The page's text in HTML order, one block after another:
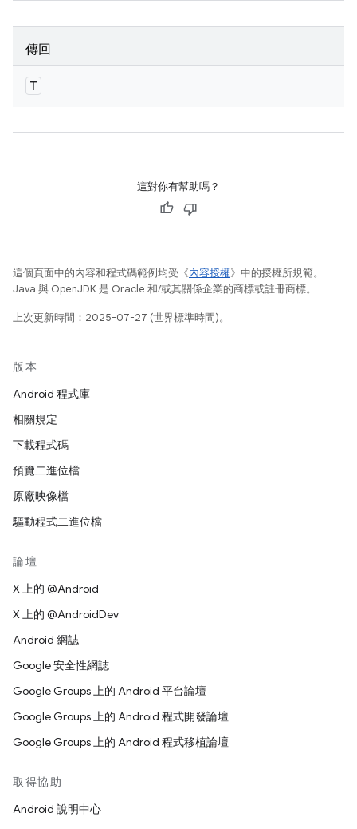
傳回
T
這對你有幫助嗎？
這個頁面中的內容和程式碼範例均受《內容授權》中的授權所規範。
Java 與 OpenJDK 是 Oracle 和/或其關係企業的商標或註冊商標。
上次更新時間：2025-07-27 (世界標準時間)。
版本
Android 程式庫
相關規定
下載程式碼
預覽二進位檔
原廠映像檔
驅動程式二進位檔
論壇
X 上的 @Android
X 上的 @AndroidDev
Android 網誌
Google 安全性網誌
Google Groups 上的 Android 平台論壇
Google Groups 上的 Android 程式開發論壇
Google Groups 上的 Android 程式移植論壇
取得協助
Android 說明中心